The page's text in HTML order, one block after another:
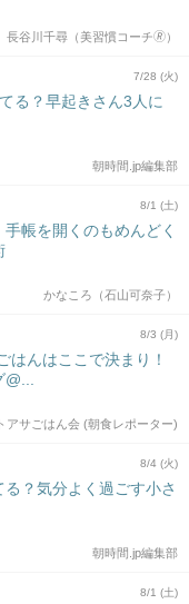
長谷川千尋（美習慣コーチ🄬）
7/28 (火)
る？早起きさん3人に
朝時間.jp編集部
8/1 (土)
帳を開くのもめんどく
かなころ（石山可奈子）
8/3 (月)
はんはここで決まり！
@...
アサごはん会 (朝食レポーター)
8/4 (火)
？気分よく過ごす小さ
朝時間.jp編集部
8/1 (土)